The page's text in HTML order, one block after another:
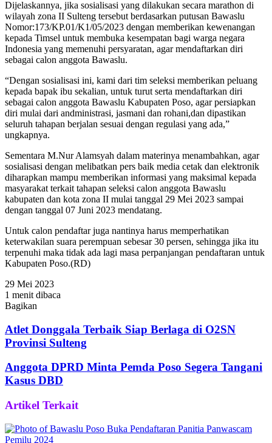
Dijelaskannya, jika sosialisasi yang dilakukan secara marathon di
wilayah zona II Sulteng tersebut berdasarkan putusan Bawaslu
Nomor:173/KP.01/K1/05/2023 dengan memberikan kewenangan
kepada Timsel untuk membuka kesempatan bagi warga negara
Indonesia yang memenuhi persyaratan, agar mendaftarkan diri
sebagai calon anggota Bawaslu.
“Dengan sosialisasi ini, kami dari tim seleksi memberikan peluang
kepada bapak ibu sekalian, untuk turut serta mendaftarkan diri
sebagai calon anggota Bawaslu Kabupaten Poso, agar persiapkan
diri mulai dari andministrasi, jasmani dan rohani,dan dipastikan
seluruh tahapan berjalan sesuai dengan regulasi yang ada,”
ungkapnya.
Sementara M.Nur Alamsyah dalam materinya menambahkan, agar
sosialisasi dengan melibatkan pers baik media cetak dan elektronik
diharapkan mampu memberikan informasi yang maksimal kepada
masyarakat terkait tahapan seleksi calon anggota Bawaslu
kabupaten dan kota zona II mulai tanggal 29 Mei 2023 sampai
dengan tanggal 07 Juni 2023 mendatang.
Untuk calon pendaftar juga nantinya harus memperhatikan
keterwakilan suara perempuan sebesar 30 persen, sehingga jika itu
terpenuhi maka tidak ada lagi masa perpanjangan pendaftaran untuk
Kabupaten Poso.(RD)
29 Mei 2023
1 menit dibaca
Bagikan
via
Email
Atlet Donggala Terbaik Siap Berlaga di O2SN
Provinsi Sulteng
Anggota DPRD Minta Pemda Poso Segera Tangani
Kasus DBD
Artikel Terkait